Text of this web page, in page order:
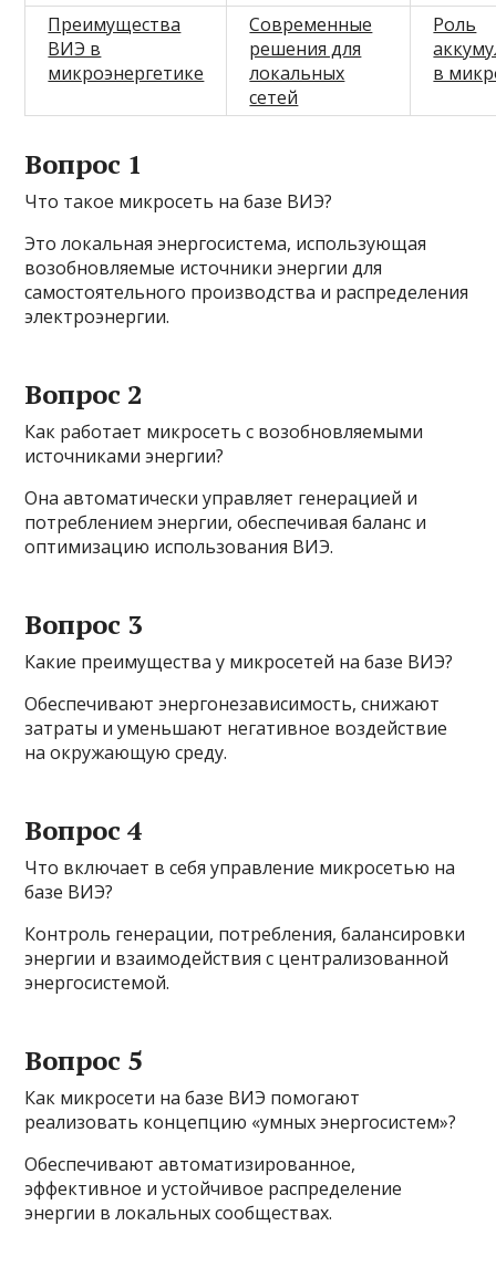
Преимущества
ВИЭ в
микроэнергетике
Современные
решения для
локальных
сетей
Роль
в
Вопрос 1
Что такое микросеть на базе ВИЭ?
Это локальная энергосистема, использующая
возобновляемые источники энергии для
самостоятельного производства и распределения
электроэнергии.
Вопрос 2
Как работает микросеть с возобновляемыми
источниками энергии?
Она автоматически управляет генерацией и
потреблением энергии, обеспечивая баланс и
оптимизацию использования ВИЭ.
Вопрос 3
Какие преимущества у микросетей на базе ВИЭ?
Обеспечивают энергонезависимость, снижают
затраты и уменьшают негативное воздействие
на окружающую среду.
Вопрос 4
Что включает в себя управление микросетью на
базе ВИЭ?
Контроль генерации, потребления, балансировки
энергии и взаимодействия с централизованной
энергосистемой.
Вопрос 5
Как микросети на базе ВИЭ помогают
реализовать концепцию «умных энергосистем»?
Обеспечивают автоматизированное,
эффективное и устойчивое распределение
энергии в локальных сообществах.